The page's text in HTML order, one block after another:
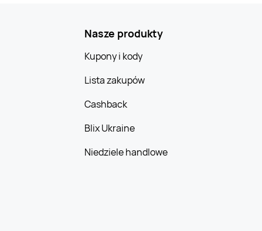
Nasze produkty
Kupony i kody
Lista zakupów
Cashback
Blix Ukraine
Niedziele handlowe